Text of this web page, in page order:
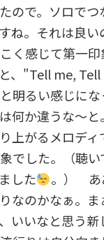
ので。ソロで
ね。それは良
く感じて第一印
、"Tell me,
明るい感じに
何か違うな～
上がるメロディ
でした。（聴
した
。） あ
なのかなぁ。
いいなと思う